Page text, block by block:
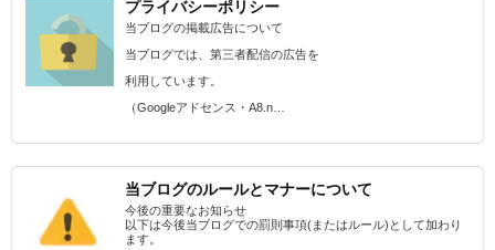
プライバシーポリシー
当ブログの掲載広告について
当ブログでは、第三者配信の広告を
利用しています。
（Googleアドセンス・A8.n…
当ブログのルールとマナーについて
今後の重要なお知らせ
以下は今後当ブログでの罰則事項(またはルール)として加わり
ます。